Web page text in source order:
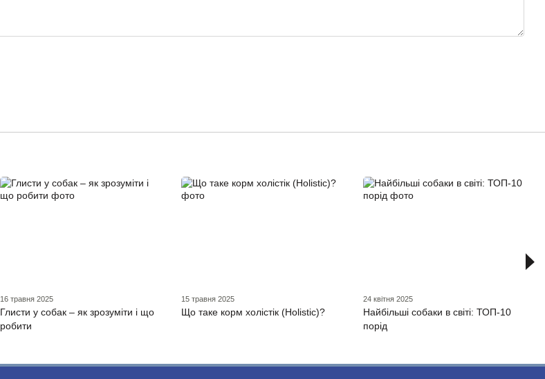
16 травня 2025
Глисти у собак – як зрозуміти і що
робити
15 травня 2025
Що таке корм холістік (Holistic)?
24 квітня 2025
Найбільші собаки в світі: ТОП-10
порід